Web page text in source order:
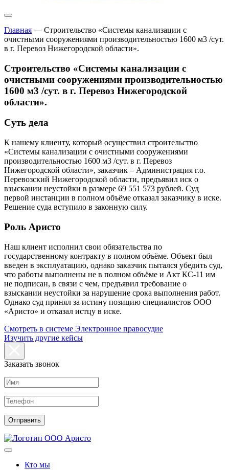
Главная — Строительство «Системы канализации с
очистными сооружениями производительностью 1600 м3 /сут.
в г. Перевоз Нижегородской области».
Строительство «Системы канализации с
очистными сооружениями производительностью
1600 м3 /сут. в г. Перевоз Нижегородской
области».
Суть дела
К нашему клиенту, который осуществил строительство
«Системы канализации с очистными сооружениями
производительностью 1600 м3 /сут. в г. Перевоз
Нижегородской области», заказчик – Администрация г.о.
Перевозский Нижегородской области, предъявил иск о
взыскании неустойки в размере 69 551 573 рублей. Суд
первой инстанции в полном объёме отказал заказчику в иске.
Решение суда вступило в законную силу.
Роль Аристо
Наш клиент исполнил свои обязательства по
государственному контракту в полном объёме. Объект был
введен в эксплуатацию, однако заказчик пытался убедить суд,
что работы выполнены не в полном объёме и Акт КС-11 им
не подписан, в связи с чем, предъявил требование о
взыскании неустойки за нарушение срока выполнения работ.
Однако суд принял за истину позицию специалистов ООО
«Аристо» и отказал истцу в иске.
Смотреть в системе Электронное правосудие
Изучить другие кейсы
Заказать звонок
Кто мы